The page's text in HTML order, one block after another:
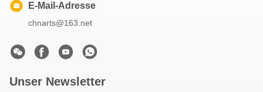
E-Mail-Adresse
chnarts@163.net
Unser Newsletter